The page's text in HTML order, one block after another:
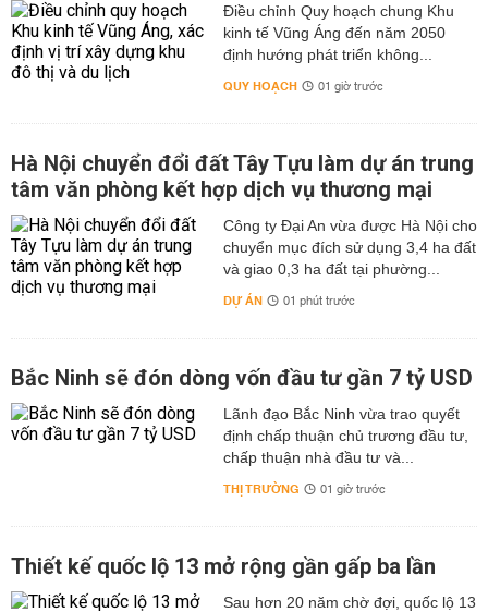
Điều chỉnh Quy hoạch chung Khu
kinh tế Vũng Áng đến năm 2050
định hướng phát triển không...
QUY HOẠCH 01 giờ trước
Hà Nội chuyển đổi đất Tây Tựu làm dự án trung
tâm văn phòng kết hợp dịch vụ thương mại
Công ty Đại An vừa được Hà Nội cho
chuyển mục đích sử dụng 3,4 ha đất
và giao 0,3 ha đất tại phường...
DỰ ÁN 01 phút trước
Bắc Ninh sẽ đón dòng vốn đầu tư gần 7 tỷ USD
Lãnh đạo Bắc Ninh vừa trao quyết
định chấp thuận chủ trương đầu tư,
chấp thuận nhà đầu tư và...
THỊ TRƯỜNG 01 giờ trước
Thiết kế quốc lộ 13 mở rộng gần gấp ba lần
Sau hơn 20 năm chờ đợi, quốc lộ 13